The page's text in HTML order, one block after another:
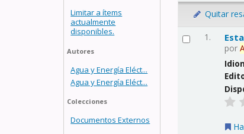
Limitar a ítems
actualmente
disponibles.
Autores
Agua y Energía Eléct...
Agua y Energía Eléct...
Colecciones
Documentos Externos
Quitar
1.
por